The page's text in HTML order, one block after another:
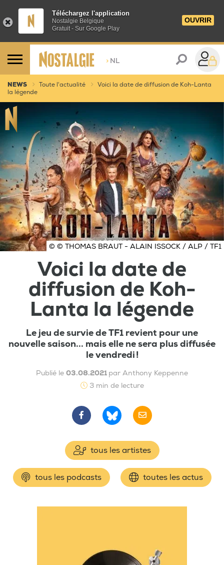
Téléchargez l'application
Nostalgie Belgique
Gratuit - Sur Google Play
OUVRIR
> NL
NEWS Toute l'actualité
Voici la date de diffusion de Koh-Lanta
la légende
© © THOMAS BRAUT - ALAIN ISSOCK / ALP / TF1
Voici la date de
diffusion de Koh-
Lanta la légende
Le jeu de survie de TF1 revient pour une
nouvelle saison... mais elle ne sera plus diffusée
le vendredi !
Publié le 03.08.2021 par Anthony Keppenne
3 min de lecture
tous les artistes
tous les podcasts toutes les actus